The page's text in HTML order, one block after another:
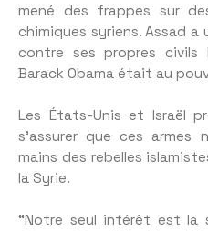
mené des frappes sur
chimiques syriens. Assad
contre ses propres civils
Barack Obama était au
Les États-Unis et Israël
s’assurer que ces
mains des rebelles
la Syrie.
“Notre seul intérêt est la